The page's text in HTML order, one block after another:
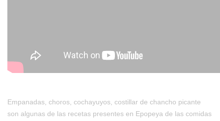
Empanadas, choros, cochayuyos, costillar de chancho picante
son algunas de las recetas presentes en Epopeya de las comidas